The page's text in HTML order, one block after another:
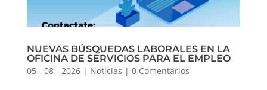
NUEVAS BÚSQUEDAS LABORALES EN LA
OFICINA DE SERVICIOS PARA EL EMPLEO
05 - 08 - 2026| Noticias | 0 Comentarios